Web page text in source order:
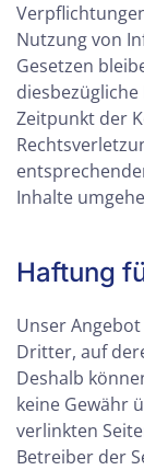
Nutzung von
Gesetzen
Zeitpunkt der
Inhalte
Haftung
Unser
Dritter, auf
Deshalb
keine Gewähr
verlinkten
Betreiber der